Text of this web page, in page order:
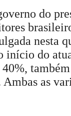
do
nesta
início do
as